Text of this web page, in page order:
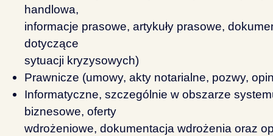
handlowa,
informacje prasowe, artykuły prasowe,
dotyczące
sytuacji kryzysowych)
Prawnicze (umowy, akty notarialne, pozwy,
Informatyczne, szczególnie w obszarze
biznesowe, oferty
wdrożeniowe, dokumentacja wdrożenia oraz